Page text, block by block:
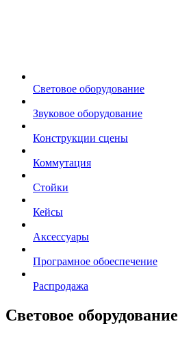
Световое оборудование
Звуковое оборудование
Конструкции сцены
Коммутация
Стойки
Кейсы
Аксессуары
Програмное обоеспечение
Распродажа
Световое оборудование